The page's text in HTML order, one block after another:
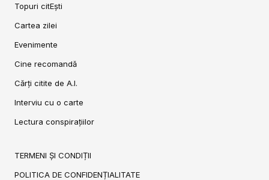
Topuri citEști
Cartea zilei
Evenimente
Cine recomandă
Cărți citite de A.I.
Interviu cu o carte
Lectura conspirațiilor
TERMENI ȘI CONDIȚII
POLITICA DE CONFIDENȚIALITATE